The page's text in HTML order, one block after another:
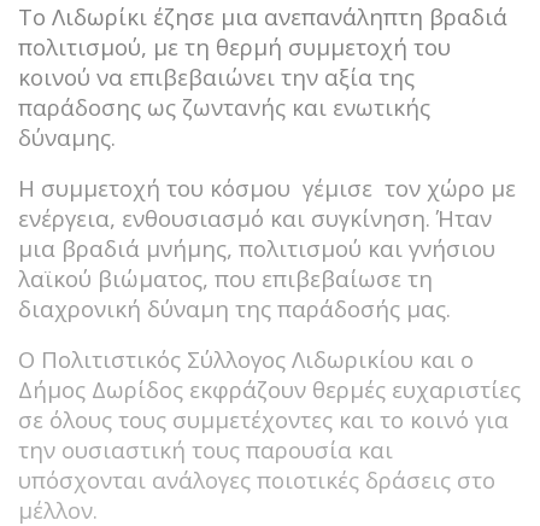
Το Λιδωρίκι έζησε μια ανεπανάληπτη βραδιά
πολιτισμού, με τη θερμή συμμετοχή του
κοινού να επιβεβαιώνει την αξία της
παράδοσης ως ζωντανής και ενωτικής
δύναμης.
Η συμμετοχή του κόσμου γέμισε τον χώρο με
ενέργεια, ενθουσιασμό και συγκίνηση. Ήταν
μια βραδιά μνήμης, πολιτισμού και γνήσιου
λαϊκού βιώματος, που επιβεβαίωσε τη
διαχρονική δύναμη της παράδοσής μας.
Ο Πολιτιστικός Σύλλογος Λιδωρικίου και ο
Δήμος Δωρίδος εκφράζουν θερμές ευχαριστίες
σε όλους τους συμμετέχοντες και το κοινό για
την ουσιαστική τους παρουσία και
υπόσχονται ανάλογες ποιοτικές δράσεις στο
μέλλον.